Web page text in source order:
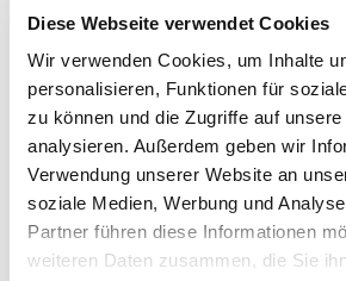
Diese Webseite verwendet Cookies
Wir verwenden Cookies, um Inhalte
personalisieren, Funktionen für
zu können und die Zugriffe auf
analysieren. Außerdem geben wir
Verwendung unserer Website an
soziale Medien, Werbung und
Partner führen diese Informationen
weiteren Daten zusammen, die Sie
Lesehore
und die Laudes
. Dazu
stiller Meditation.
ZumMitbetenempfehlen wir
das auch als kostenloseAndroid-
zur Verfügung steht.